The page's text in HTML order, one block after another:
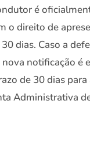
é
o direito de
dias. Caso a
notificação é
de 30 dias para
Administrativa